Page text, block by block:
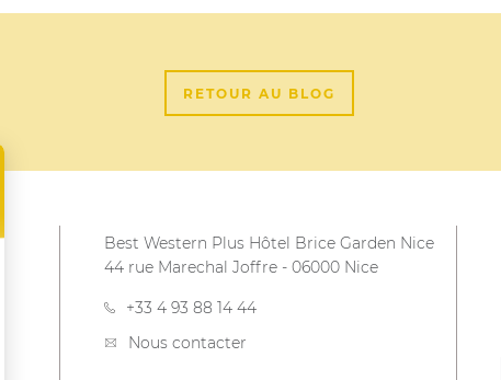
RETOUR AU BLOG
Best Western Plus Hôtel Brice Garden Nice
44 rue Marechal Joffre -06000 Nice
+33 4 93 88 14 44
Nous contacter